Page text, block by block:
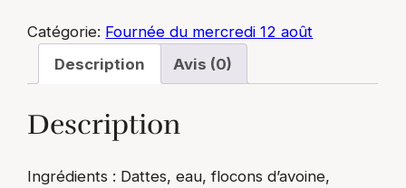
a
t
d
Catégorie: Fournée du mercredi 12 août
Description
Avis (0)
Description
Ingrédients : Dattes, eau, flocons d’avoine,